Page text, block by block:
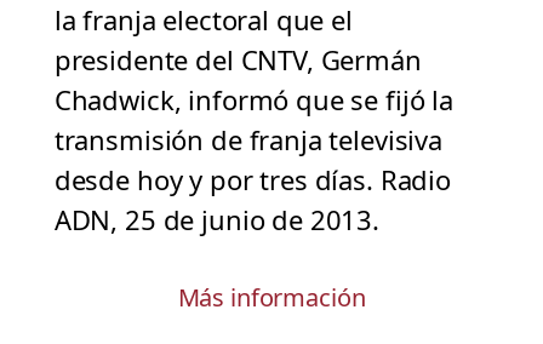
la franja electoral que el
presidente del CNTV, Germán
Chadwick, informó que se fijó la
transmisión de franja televisiva
desde hoy y por tres días. Radio
ADN, 25 de junio de 2013.
Más información